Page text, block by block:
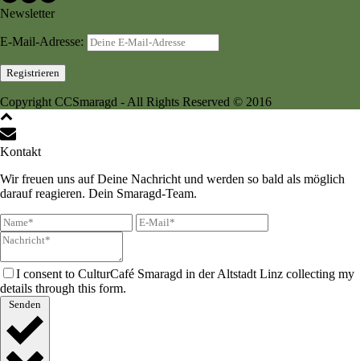
Newsletter
E-Mail-Adresse:
Copyright CCSmaragd - All Rights Reserved © 2016
Kontakt
Wir freuen uns auf Deine Nachricht und werden so bald als möglich
darauf reagieren. Dein Smaragd-Team.
I consent to CulturCafé Smaragd in der Altstadt Linz collecting my
details through this form.
Senden